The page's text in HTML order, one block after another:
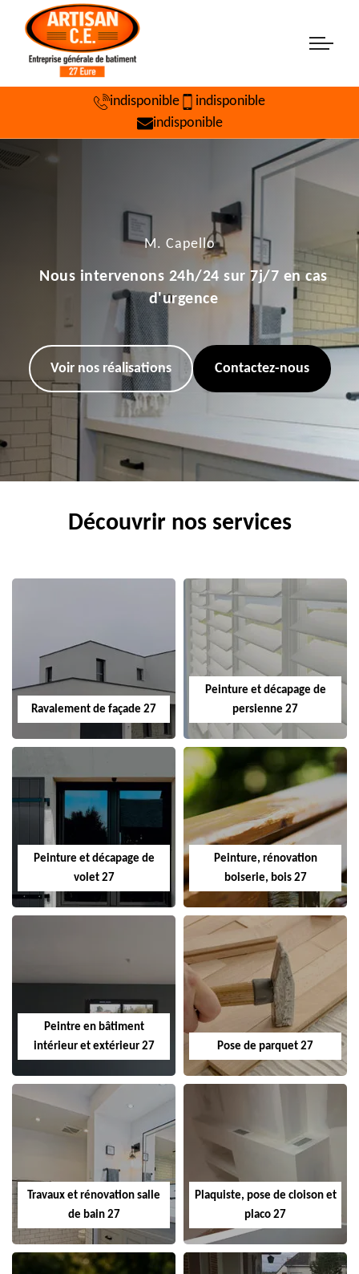
indisponible
indisponible
indisponible
M. Capello
Nous intervenons 24h/24 sur 7j/7 en cas
d'urgence
Voir nos réalisations Contactez-nous
Découvrir nos services
Ravalement de façade 27
Peinture et décapage de
persienne 27
Peinture et décapage de
volet 27
Peinture, rénovation
boiserie, bois 27
Peintre en bâtiment
intérieur et extérieur 27
Pose de parquet 27
Travaux et rénovation salle
de bain 27
Plaquiste, pose de cloison et
placo 27